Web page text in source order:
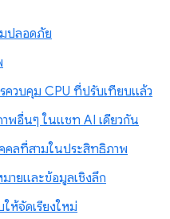
ปลอดภัย
ควบคุม CPU ที่ปรับเทียบแล้ว
พอื่นๆ ในแชท AI เดียวกัน
คลที่สามในประสิทธิภาพ
ายและข้อมูลเชิงลึก
ห้จัดเรียงใหม่